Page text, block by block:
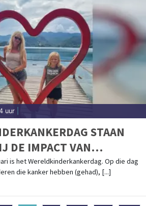
uur
STAAN
DE IMPACT VAN
OP HET GEZIN
is het Wereldkinderkankerdag. Op die dag
die kanker hebben (gehad), [...]